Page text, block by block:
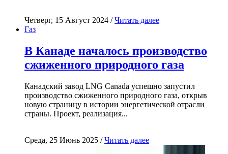
Четверг, 15 Август 2024 /Читать далее
Газ
В Канаде началось производство
сжиженного природного газа
Канадский завод LNG Canada успешно запустил
производство сжиженного природного газа, открыв
новую страницу в истории энергетической отрасли
страны. Проект, реализация...
Среда, 25 Июнь 2025 /Читать далее